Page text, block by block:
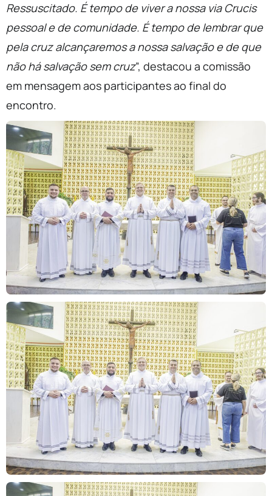
Ressuscitado. É tempo de viver a nossa via Crucis
pessoal e de comunidade. É tempo de lembrar que
pela cruz alcançaremos a nossa salvação e de que
não há salvação sem cruz”, destacou a comissão
em mensagem aos participantes ao final do
encontro.